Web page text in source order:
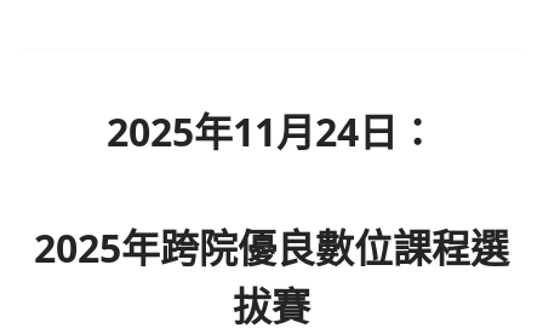
2025年11月24日：
2025年跨院優良數位課程選
拔賽